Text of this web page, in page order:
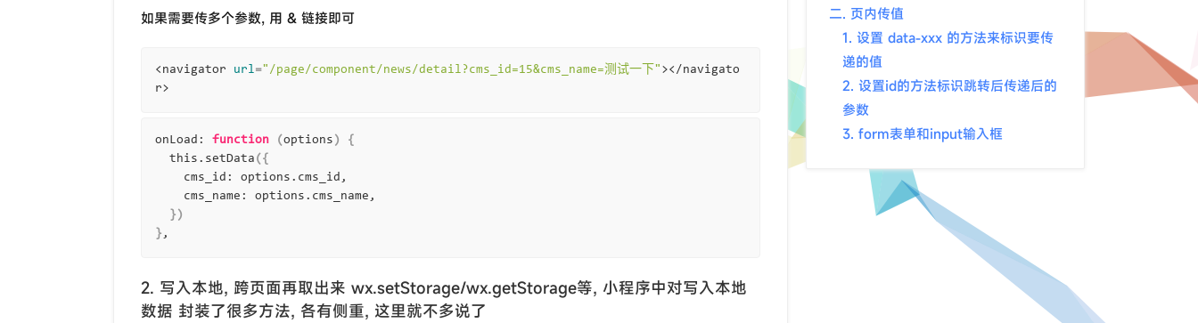
如果需要传多个参数, 用 & 链接即可
<navigator url="/page/component/news/detail?cms_id=15&cms_name=测试一下" ></navigato
onLoad: function (options )
{
  this.setData
({
})
}
2. 写入本地, 跨页面再取出来 wx.setStorage/wx.getStorage等, 小程序中对写入本地
数据 封装了很多方法, 各有侧重, 这里就不多说了
二. 页内传值
1. 设置 data-xxx 的方法来标识要传
递的值
2. 设置id的方法标识跳转后传递后的
参数
3. form表单和input输入框